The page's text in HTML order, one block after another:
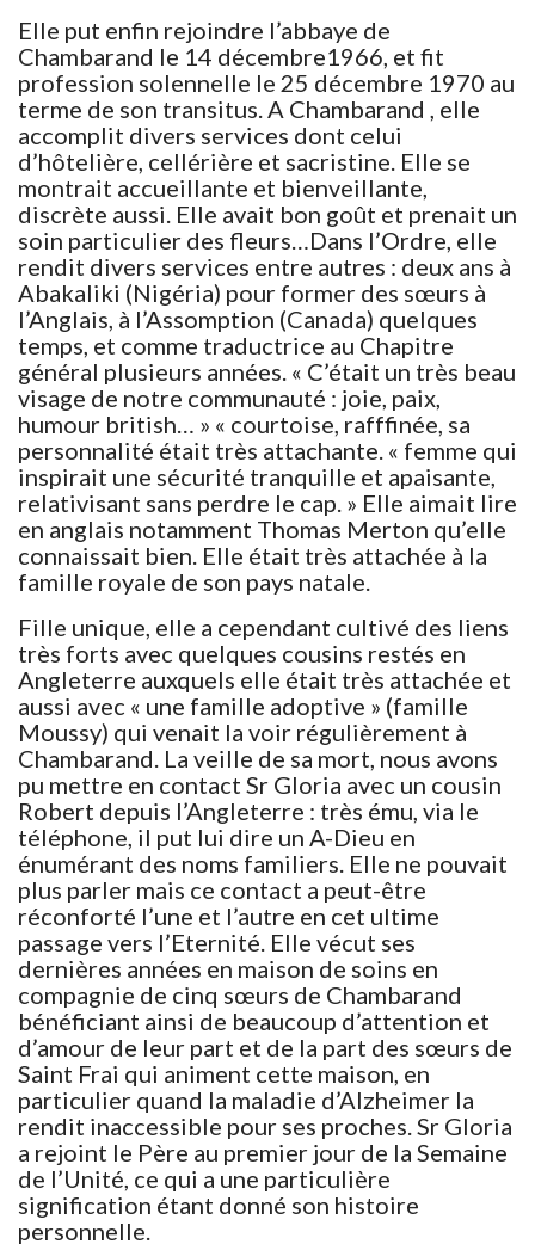
Elle put enfin rejoindre l’abbaye de
Chambarand le 14 décembre1966, et fit
profession solennelle le 25 décembre 1970 au
terme de son transitus. A Chambarand , elle
accomplit divers services dont celui
d’hôtelière, cellérière et sacristine. Elle se
montrait accueillante et bienveillante,
discrète aussi. Elle avait bon goût et prenait un
soin particulier des fleurs…Dans l’Ordre, elle
rendit divers services entre autres : deux ans à
Abakaliki (Nigéria) pour former des sœurs à
l’Anglais, à l’Assomption (Canada) quelques
temps, et comme traductrice au Chapitre
général plusieurs années. « C’était un très beau
visage de notre communauté : joie, paix,
humour british… » « courtoise, rafffinée, sa
personnalité était très attachante. « femme qui
inspirait une sécurité tranquille et apaisante,
relativisant sans perdre le cap. » Elle aimait lire
en anglais notamment Thomas Merton qu’elle
connaissait bien. Elle était très attachée à la
famille royale de son pays natale.
Fille unique, elle a cependant cultivé des liens
très forts avec quelques cousins restés en
Angleterre auxquels elle était très attachée et
aussi avec « une famille adoptive » (famille
Moussy) qui venait la voir régulièrement à
Chambarand. La veille de sa mort, nous avons
pu mettre en contact Sr Gloria avec un cousin
Robert depuis l’Angleterre : très ému, via le
téléphone, il put lui dire un A-Dieu en
énumérant des noms familiers. Elle ne pouvait
plus parler mais ce contact a peut-être
réconforté l’une et l’autre en cet ultime
passage vers l’Eternité. Elle vécut ses
dernières années en maison de soins en
compagnie de cinq sœurs de Chambarand
bénéficiant ainsi de beaucoup d’attention et
d’amour de leur part et de la part des sœurs de
Saint Frai qui animent cette maison, en
particulier quand la maladie d’Alzheimer la
rendit inaccessible pour ses proches. Sr Gloria
a rejoint le Père au premier jour de la Semaine
de l’Unité, ce qui a une particulière
signification étant donné son histoire
personnelle.